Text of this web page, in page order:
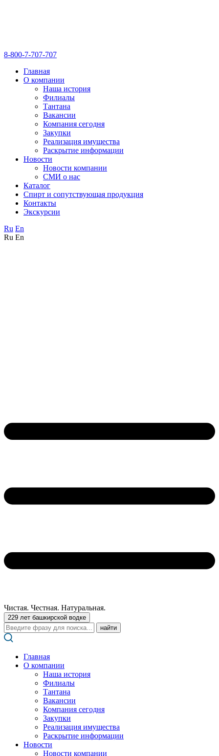
8-800-7-707-707
Главная
О компании
Наша история
Филиалы
Тантана
Вакансии
Компания сегодня
Закупки
Реализация имущества
Раскрытие информации
Новости
Новости компании
СМИ о нас
Каталог
Спирт и сопутствующая продукция
Контакты
Экскурсии
Ru En
Ru En
Чистая. Честная. Натуральная.
229 лет башкирской водке
Поиск:
Главная
О компании
Наша история
Филиалы
Тантана
Вакансии
Компания сегодня
Закупки
Реализация имущества
Раскрытие информации
Новости
Новости компании